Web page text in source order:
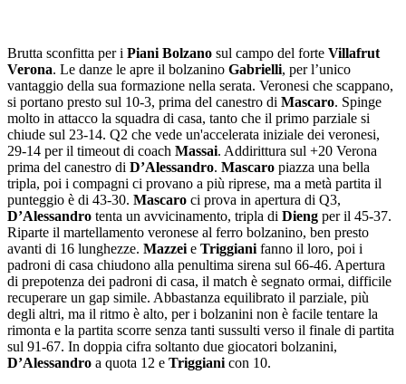
Brutta sconfitta per i Piani Bolzano sul campo del forte Villafrut
Verona. Le danze le apre il bolzanino Gabrielli, per l’unico
vantaggio della sua formazione nella serata. Veronesi che scappano,
si portano presto sul 10-3, prima del canestro di Mascaro. Spinge
molto in attacco la squadra di casa, tanto che il primo parziale si
chiude sul 23-14. Q2 che vede un'accelerata iniziale dei veronesi,
29-14 per il timeout di coach Massai. Addirittura sul +20 Verona
prima del canestro di D’Alessandro. Mascaro piazza una bella
tripla, poi i compagni ci provano a più riprese, ma a metà partita il
punteggio è di 43-30. Mascaro ci prova in apertura di Q3,
D’Alessandro tenta un avvicinamento, tripla di Dieng per il 45-37.
Riparte il martellamento veronese al ferro bolzanino, ben presto
avanti di 16 lunghezze. Mazzei e Triggiani fanno il loro, poi i
padroni di casa chiudono alla penultima sirena sul 66-46. Apertura
di prepotenza dei padroni di casa, il match è segnato ormai, difficile
recuperare un gap simile. Abbastanza equilibrato il parziale, più
degli altri, ma il ritmo è alto, per i bolzanini non è facile tentare la
rimonta e la partita scorre senza tanti sussulti verso il finale di partita
sul 91-67. In doppia cifra soltanto due giocatori bolzanini,
D’Alessandro a quota 12 e Triggiani con 10.